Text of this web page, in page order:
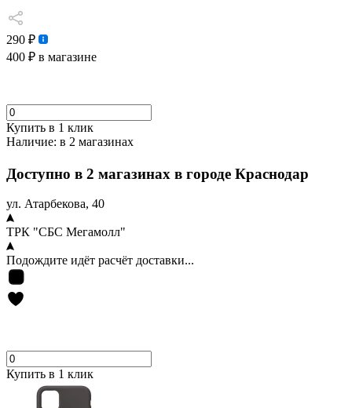
290 ₽
400 ₽ в магазине
Купить в 1 клик
Наличие: в 2 магазинах
Доступно в 2 магазинах в городе Краснодар
ул. Атарбекова, 40
ТРК "СБС Мегамолл"
Подождите идёт расчёт доставки...
Купить в 1 клик